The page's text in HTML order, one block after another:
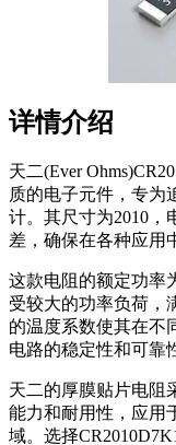
详情介绍
天二(Ever
质的电子元件，专为
计。其尺寸为2010，
差，确保在各种应用
这款电阻的额定功率
受较大的功率负荷，
的温度系数使其在不
电路的稳定性和可靠
天二的厚膜贴片电阻
能力和耐用性，应用
域。选择